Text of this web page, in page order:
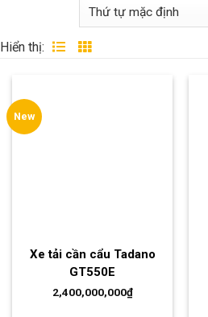
Hiển thị:
New
Xe tải cần cẩu Tadano
GT550E
2,400,000,000₫